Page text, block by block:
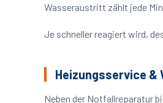
Wasseraustritt zählt jede
Je schneller reagiert wird,
Heizungsservice &
Neben der Notfallreparatur